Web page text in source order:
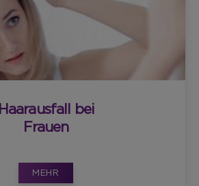
Haarausfall bei
Frauen
MEHR